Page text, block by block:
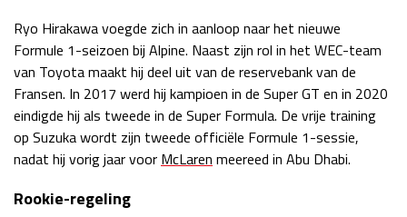
Kwalificatie
za 22:00 - 23:00
Race
zo 21:00 - 23:00
LAS VEGAS GRAND PRIX 2026
Kwalificatie
za 05:00 - 06:00
Race
zo 05:00 - 07:00
GP ABU DHABI 2026 04 - 06 dec
Race
Ryo Hirakawa voegde zich in aanloop naar het nieuwe
Formule 1-seizoen bij Alpine. Naast zijn rol in het WEC-team
van Toyota maakt hij deel uit van de reservebank van de
Fransen. In 2017 werd hij kampioen in de Super GT en in 2020
eindigde hij als tweede in de Super Formula. De vrije training
op Suzuka wordt zijn tweede officiële Formule 1-sessie,
nadat hij vorig jaar voor McLaren meereed in Abu Dhabi.
Rookie-regeling